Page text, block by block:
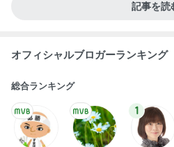
記事を読
オフィシャルブロガーランキング
総合ランキング
1